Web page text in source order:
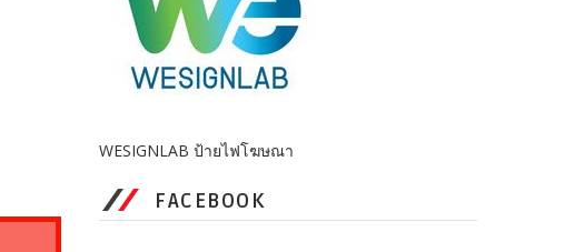
WESIGNLAB ป้ายไฟโฆษณา
FACEBOOK